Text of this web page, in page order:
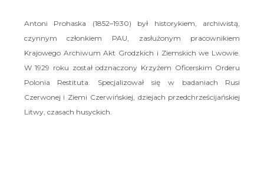
Antoni Prohaska (1852–1930) był historykiem, archiwistą,
czynnym członkiem PAU, zasłużonym pracownikiem
Krajowego Archiwum Akt Grodzkich i Ziemskich we Lwowie.
W 1929 roku został odznaczony Krzyżem Oficerskim Orderu
Polonia Restituta. Specjalizował się w badaniach Rusi
Czerwonej i Ziemi Czerwińskiej, dziejach przedchrześcijańskiej
Litwy, czasach husyckich.